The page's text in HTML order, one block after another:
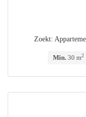
Zoekt:
Min. 30 m2